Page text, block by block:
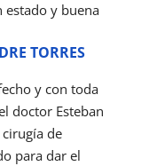
estado y buena
TORRES
y con toda
doctor Esteban
de
para dar el